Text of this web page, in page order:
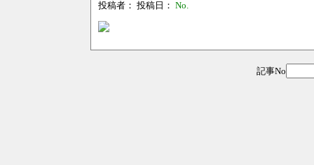
投稿者： 投稿日： No.
記事No